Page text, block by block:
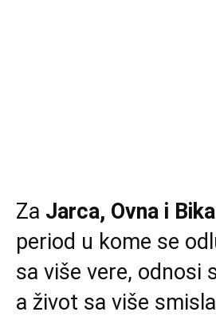
Za Jarca, Ovna i Bika
period u kome se
sa više vere, odnosi
a život sa više